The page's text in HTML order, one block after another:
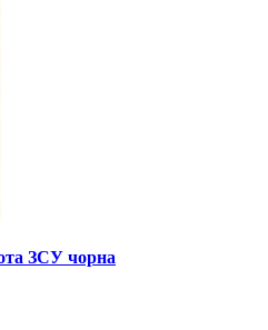
ЗСУ чорна